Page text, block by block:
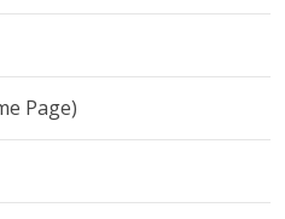
Page)